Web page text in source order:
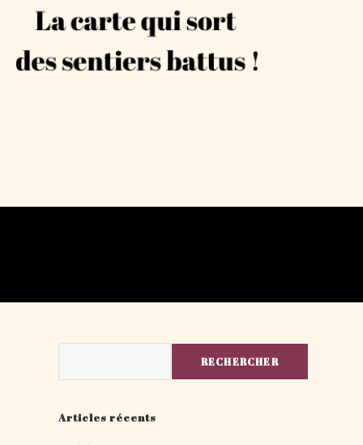
RECHERCHER
Articles récents